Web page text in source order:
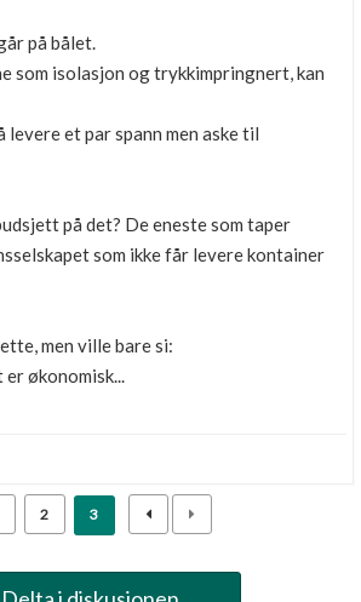
på bålet.
som isolasjon og trykkimpringnert, kan
levere et par spann men aske til
på det? De eneste som taper
som ikke får levere kontainer
men ville bare si:
er økonomisk...
2 3